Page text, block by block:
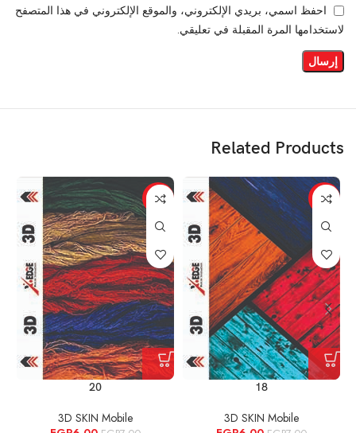
احفظ اسمي، بريدي الإلكتروني، والموقع الإلكتروني في هذا المتصفح
لاستخدامها المرة المقبلة في تعليقي.
Related Products
-14%
18
3D SKIN Mobile
-14%
20
3D SKIN Mobile